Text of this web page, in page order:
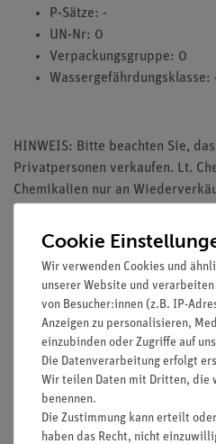
P-Sätze: -
UN-Nr: 0
Verpackungsgruppe: 0
Wassergefährdungsklasse:
HINWEIS: Bitte beachten Sie,
Privatpersonen verkaufen. Lt.
Chemikalien nur an
Lehranstalten abgeben.
Media / Downloads
Cookie
Wir verwenden Cookies und
unserer Website und
von Besucher:innen (z.B. IP-
Anzeigen zu personalisieren,
einzubinden oder Zugriffe auf
Die Datenverarbeitung erfolgt
Wir teilen Daten mit Dritten, die
benennen.
Die Zustimmung kann erteilt
haben das Recht, nicht